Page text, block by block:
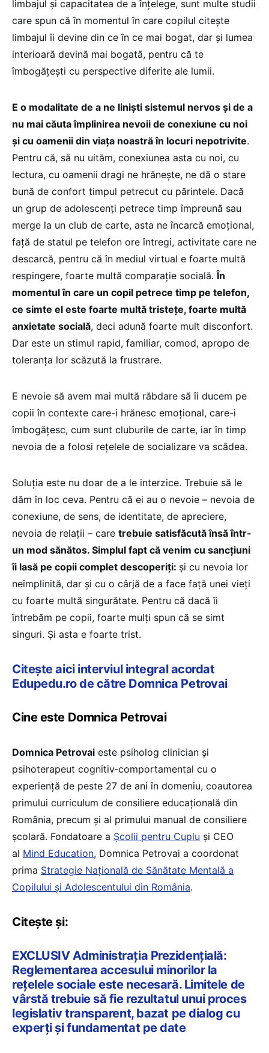
limbajul și capacitatea de a înțelege, sunt multe studii
care spun că în momentul în care copilul citește
limbajul îi devine din ce în ce mai bogat, dar și lumea
interioară devină mai bogată, pentru că te
îmbogățești cu perspective diferite ale lumii.
E o modalitate de a ne liniști sistemul nervos și de a
nu mai căuta împlinirea nevoii de conexiune cu noi
și cu oamenii din viața noastră în locuri nepotrivite.
Pentru că, să nu uităm, conexiunea asta cu noi, cu
lectura, cu oamenii dragi ne hrănește, ne dă o stare
bună de confort timpul petrecut cu părintele. Dacă
un grup de adolescenți petrece timp împreună sau
merge la un club de carte, asta ne încarcă emoțional,
față de statul pe telefon ore întregi, activitate care ne
descarcă, pentru că în mediul virtual e foarte multă
respingere, foarte multă comparație socială.În
momentul în care un copil petrece timp pe telefon,
ce simte el este foarte multă tristețe, foarte multă
anxietate socială, deci adună foarte mult disconfort.
Dar este un stimul rapid, familiar, comod, apropo de
toleranța lor scăzută la frustrare.
E nevoie să avem mai multă răbdare să îi ducem pe
copii în contexte care-i hrănesc emoțional, care-i
îmbogățesc, cum sunt cluburile de carte, iar în timp
nevoia de a folosi rețelele de socializare va scădea.
Soluția este nu doar de a le interzice. Trebuie să le
dăm în loc ceva. Pentru că ei au o nevoie – nevoia de
conexiune, de sens, de identitate, de apreciere,
nevoia de relații – care trebuie satisfăcută însă într-
un mod sănătos. Simplul fapt că venim cu sancțiuni
îi lasă pe copii complet descoperiți: și cu nevoia lor
neîmplinită, dar și cu o cârjă de a face față unei vieți
cu foarte multă singurătate. Pentru că dacă îi
întrebăm pe copii, foarte mulți spun că se simt
singuri. Și asta e foarte trist.
Citește aici interviul integral acordat
Edupedu.ro de către Domnica Petrovai
Cine este Domnica Petrovai
Domnica Petrovai este psiholog clinician și
psihoterapeut cognitiv‑comportamental cu o
experiență de peste 27 de ani în domeniu, coautorea
primului curriculum de consiliere educațională din
România, precum și al primului manual de consiliere
școlară. Fondatoare a Școlii pentru Cuplu și CEO
al Mind Education, Domnica Petrovai a coordonat
prima Strategie Națională de Sănătate Mentală a
Copilului și Adolescentului din România.
Citește și:
EXCLUSIV Administrația Prezidențială:
Reglementarea accesului minorilor la
rețelele sociale este necesară. Limitele de
vârstă trebuie să fie rezultatul unui proces
legislativ transparent, bazat pe dialog cu
experți și fundamentat pe date